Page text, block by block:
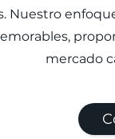
Nuestro
mercado